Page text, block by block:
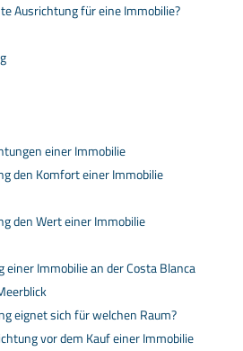
Ausrichtung für eine Immobilie?
einer Immobilie
den Komfort einer Immobilie
den Wert einer Immobilie
einer Immobilie an der Costa Blanca
eignet sich für welchen Raum?
vor dem Kauf einer Immobilie